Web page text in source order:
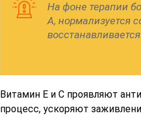
На фоне терапии
А, нормализуется
Витамин Е и С проявляют
процесс, ускоряют